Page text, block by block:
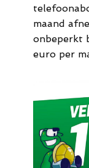
maand
onbeperkt
euro per